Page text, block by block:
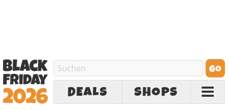
DEALS SHOPS